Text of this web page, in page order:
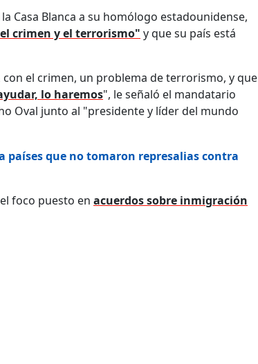
Casa Blanca a su homólogo estadounidense,
crimen y el terrorismo" y que su país está
el crimen, un problema de terrorismo, y que
lo haremos", le señaló el mandatario
Oval junto al "presidente y líder del mundo
países que no tomaron represalias contra
foco puesto en acuerdos sobre inmigración